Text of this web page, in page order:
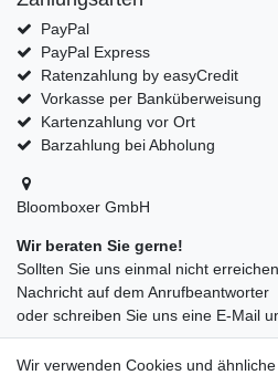
PayPal
PayPal Express
Ratenzahlung by easyCredit
Vorkasse per Banküberweisung
Kartenzahlung vor Ort
Barzahlung bei Abholung
Bloomboxer GmbH
Wir beraten Sie gerne!
Sollten Sie uns einmal nicht
Nachricht auf dem Anrufbeantworter
oder schreiben Sie uns eine E-Mail
Wir verwenden Cookies und